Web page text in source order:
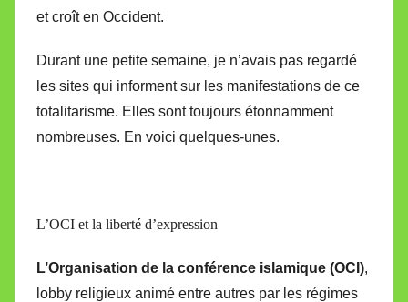
et croît en Occident.
Durant une petite semaine, je n’avais pas regardé
les sites qui informent sur les manifestations de ce
totalitarisme. Elles sont toujours étonnamment
nombreuses. En voici quelques-unes.
L’OCI et la liberté d’expression
L’Organisation de la conférence islamique (OCI),
lobby religieux animé entre autres par les régimes